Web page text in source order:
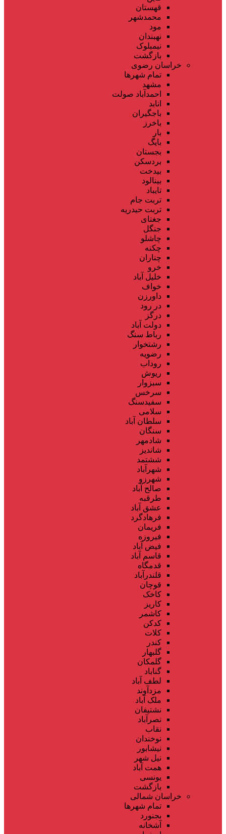
قهستان
محمدشهر
مود
نهبندان
نیمبلوک
بازگشت
خراسان رضوی
تمام شهر‌ها
مشهد
احمدآباد صولت
انابد
باجگیران
باخرز
بار
بایگ
بجستان
بردسکن
بیدخت
بینالود
تایباد
تربت جام
تربت حیدریه
جغتای
جنگل
چاشلو
چکنه
چناران
خرو
خلیل آباد
خواف
داورزن
در رود
درگز
دولت آباد
رباط سنگ
رشتخوار
رضویه
روداب
ریوش
سبزوار
سرخس
سفیدسنگ
سلامی
سلطان آباد
سنگان
شادمهر
شاندیز
ششتمد
شهرآباد
شهرزو
صالح آباد
طرقبه
عشق آباد
فرهادگرد
فریمان
فیروزه
فیض آباد
قاسم آباد
قدمگاه
قلندرآباد
قوچان
کاخک
کاریز
کاشمر
کدکن
کلات
کندر
گلبهار
گلمکان
گناباد
لطف آباد
مزدآوند
ملک آباد
نشتیفان
نصرآباد
نقاب
نوخندان
نیشابور
نیل شهر
همت آباد
یونسی
بازگشت
خراسان شمالی
تمام شهر‌ها
بجنورد
آشخانه